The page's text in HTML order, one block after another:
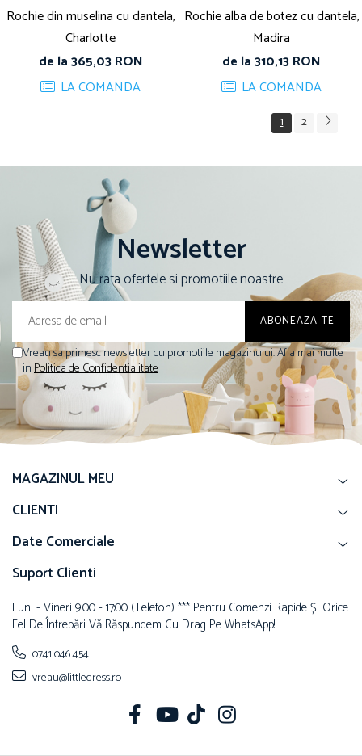
Rochie din muselina cu dantela,
Charlotte
de la 365,03 RON
LA COMANDA
Rochie alba de botez cu dantela,
Madira
de la 310,13 RON
LA COMANDA
1 2
Newsletter
Nu rata ofertele si promotiile noastre
Vreau sa primesc newsletter cu promotiile magazinului. Afla mai multe
inPolitica de Confidentialitate
MAGAZINUL MEU
CLIENTI
Date Comerciale
Suport Clienti
Luni - Vineri 9:00 - 17:00 (telefon) *** Pentru Comenzi Rapide Și Orice
Fel De Întrebări Vă Răspundem Cu Drag Pe WhatsApp!
0741 046 454
vreau@littledress.ro